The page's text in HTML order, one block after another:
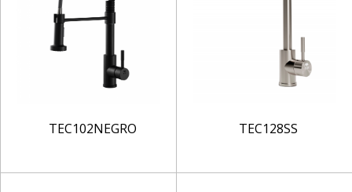
TEC102NEGRO TEC128SS